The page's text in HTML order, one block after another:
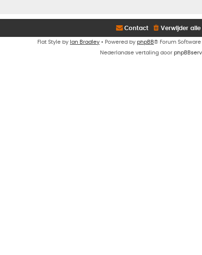
Verwijder
Contact
Flat Style by Ian Bradley • Powered by phpBB® Forum
Nederlandse vertaling door